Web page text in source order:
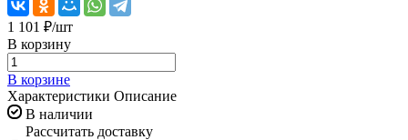
1 101 ₽/шт
В корзину
В корзине
Характеристики Описание
В наличии
Рассчитать доставку